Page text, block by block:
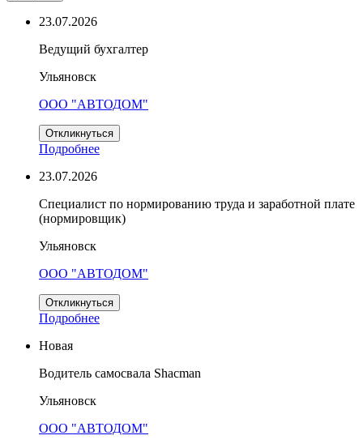
23.07.2026
Ведущий бухгалтер
Ульяновск
ООО "АВТОДОМ"
Откликнуться
Подробнее
23.07.2026
Специалист по нормированию труда и заработной плате
(нормировщик)
Ульяновск
ООО "АВТОДОМ"
Откликнуться
Подробнее
Новая
Водитель самосвала Shacman
Ульяновск
ООО "АВТОДОМ"